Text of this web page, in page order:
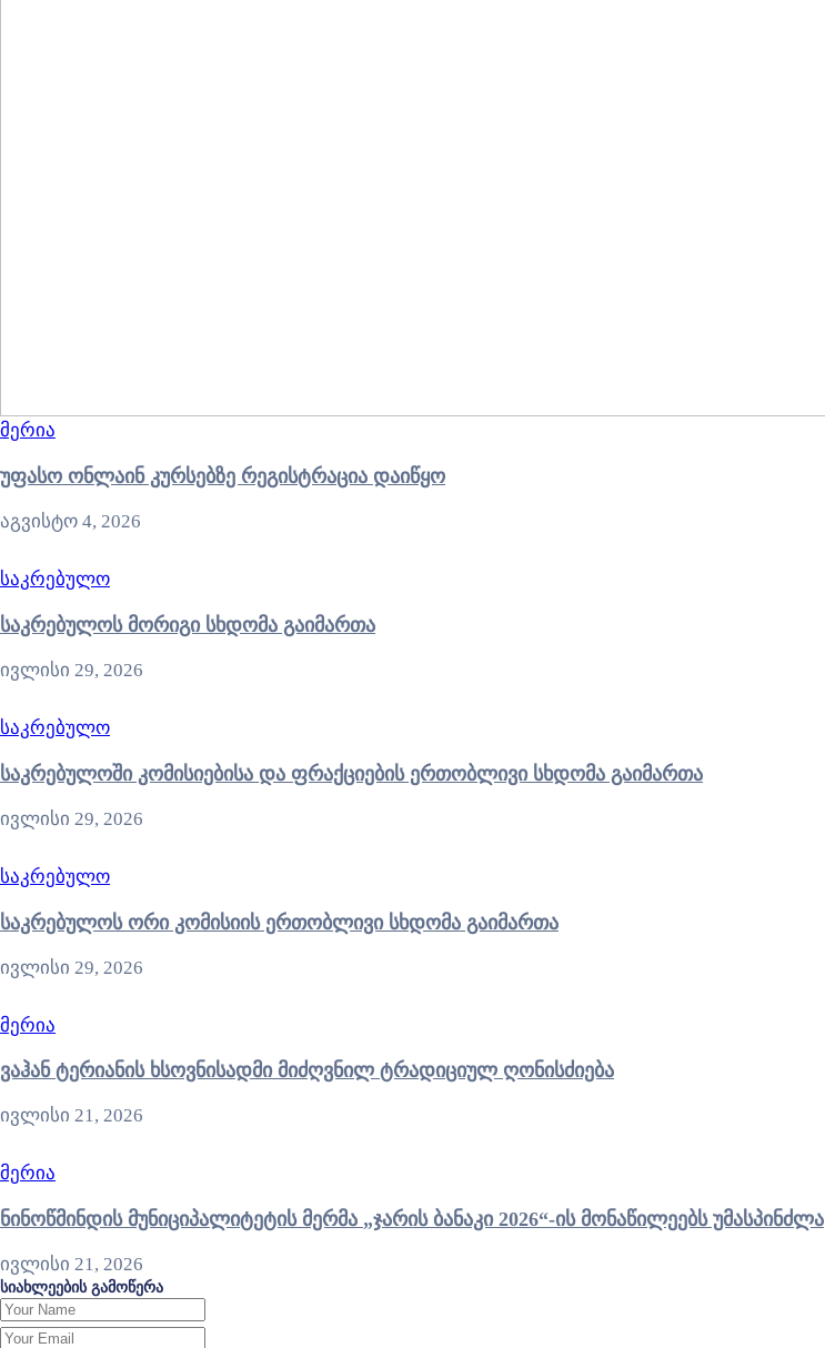
მერია
უფასო ონლაინ კურსებზე რეგისტრაცია დაიწყო
აგვისტო 4, 2026
საკრებულო
საკრებულოს მორიგი სხდომა გაიმართა
ივლისი 29, 2026
საკრებულო
საკრებულოში კომისიებისა და ფრაქციების ერთობლივი სხდომა გაიმართა
ივლისი 29, 2026
საკრებულო
საკრებულოს ორი კომისიის ერთობლივი სხდომა გაიმართა
ივლისი 29, 2026
მერია
ვაჰან ტერიანის ხსოვნისადმი მიძღვნილ ტრადიციულ ღონისძიება
ივლისი 21, 2026
მერია
ნინოწმინდის მუნიციპალიტეტის მერმა „ჯარის ბანაკი 2026“-ის მონაწილეებს უმასპინძლა
ივლისი 21, 2026
სიახლეების გამოწერა